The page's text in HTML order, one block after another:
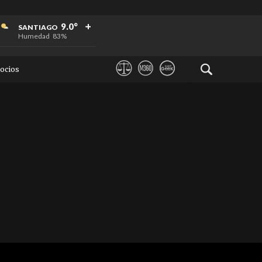
SANTIAGO 9.0°
Humedad 83%
+
+
+